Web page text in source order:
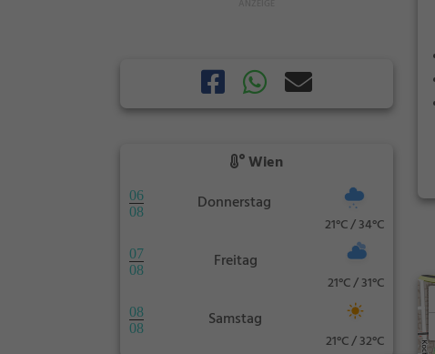
Wien
06
08
Donnerstag
21°C / 34°C
07
08
Freitag
21°C / 31°C
08
08
Samstag
21°C / 32°C